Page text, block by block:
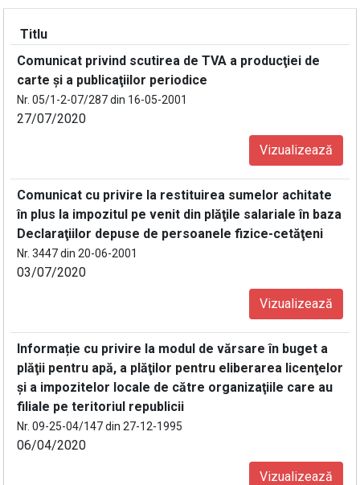
Titlu
Comunicat privind scutirea de TVA a producţiei de
carte şi a publicaţiilor periodice
Nr. 05/1-2-07/287 din 16-05-2001
27/07/2020
Vizualizează
Comunicat cu privire la restituirea sumelor achitate
în plus la impozitul pe venit din plăţile salariale în baza
Declaraţiilor depuse de persoanele fizice-cetăţeni
Nr. 3447 din 20-06-2001
03/07/2020
Vizualizează
Informație cu privire la modul de vărsare în buget a
plăţii pentru apă, a plăţilor pentru eliberarea licenţelor
şi a impozitelor locale de către organizaţiile care au
filiale pe teritoriul republicii
Nr. 09-25-04/147 din 27-12-1995
06/04/2020
Vizualizează